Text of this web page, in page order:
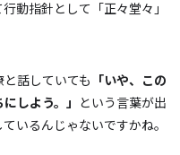
動指針として「正々堂々」
話していても 「いや、この
しよう。」 という言葉が出
いるんじゃないですかね。